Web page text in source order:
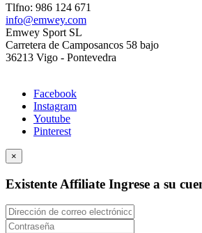
Tlfno: 986 124 671
info@emwey.com
Emwey Sport SL
Carretera de Camposancos 58 bajo
36213 Vigo - Pontevedra
Facebook
Instagram
Youtube
Pinterest
×
Existente Affiliate Ingrese a su